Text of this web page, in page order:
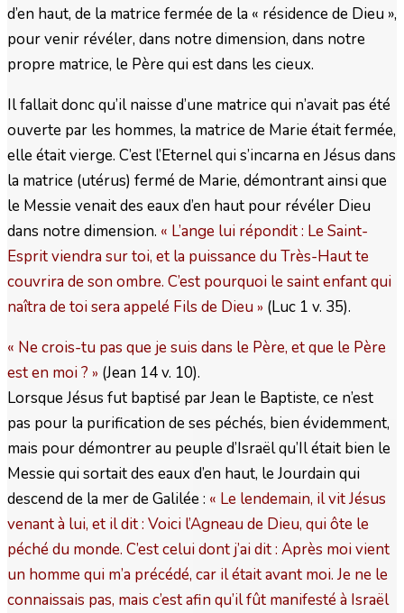
d’en haut, de la matrice fermée de la « résidence de Dieu »,
pour venir révéler, dans notre dimension, dans notre
propre matrice, le Père qui est dans les cieux.
Il fallait donc qu’il naisse d’une matrice qui n’avait pas été
ouverte par les hommes, la matrice de Marie était fermée,
elle était vierge. C’est l’Eternel qui s’incarna en Jésus dans
la matrice (utérus) fermé de Marie, démontrant ainsi que
le Messie venait des eaux d’en haut pour révéler Dieu
dans notre dimension. « L’ange lui répondit : Le Saint-
Esprit viendra sur toi, et la puissance du Très-Haut te
couvrira de son ombre. C’est pourquoi le saint enfant qui
naîtra de toi sera appelé Fils de Dieu » (Luc 1 v. 35).
« Ne crois-tu pas que je suis dans le Père, et que le Père
est en moi ? » (Jean 14 v. 10).
Lorsque Jésus fut baptisé par Jean le Baptiste, ce n’est
pas pour la purification de ses péchés, bien évidemment,
mais pour démontrer au peuple d’Israël qu’Il était bien le
Messie qui sortait des eaux d’en haut, le Jourdain qui
descend de la mer de Galilée : « Le lendemain, il vit Jésus
venant à lui, et il dit : Voici l’Agneau de Dieu, qui ôte le
péché du monde. C’est celui dont j’ai dit : Après moi vient
un homme qui m’a précédé, car il était avant moi. Je ne le
connaissais pas, mais c’est afin qu’il fût manifesté à Israël